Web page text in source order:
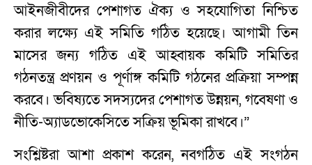
আইনজীবীদের পেশাগত ঐক্য ও সহযোগিতা নিশ্চিত
করার লক্ষ্যে এই সমিতি গঠিত হয়েছে। আগামী তিন
মাসের জন্য গঠিত এই আহ্বায়ক কমিটি সমিতির
গঠনতন্ত্র প্রণয়ন ও পূর্ণাঙ্গ কমিটি গঠনের প্রক্রিয়া সম্পন্ন
করবে। ভবিষ্যতে সদস্যদের পেশাগত উন্নয়ন, গবেষণা ও
নীতি-অ্যাডভোকেসিতে সক্রিয় ভূমিকা রাখবে।”
সংশ্লিষ্টরা আশা প্রকাশ করেন, নবগঠিত এই সংগঠন